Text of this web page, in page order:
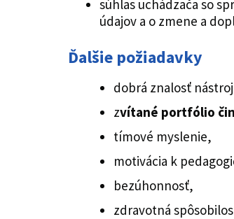
súhlas uchádzača so
údajov a o zmene a
Ďalšie požiadavky
dobrá znalosť
zvítané portfólio
tímové myslenie,
motivácia k
bezúhonnosť,
zdravotná